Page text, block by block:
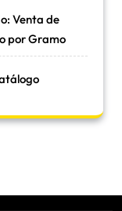
Venta de
por Gramo